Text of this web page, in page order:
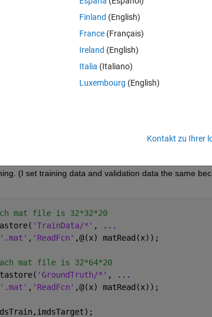
problem. Is it mean that I create the wrong training
(I set training data and validation data the same
mat file is 32*32*20
'TrainData/*' ,
...
'.mat' , 'ReadFcn' ,@(x) matRead(x));
mat file is 32*64*20
'GroundTruth/*' ,
...
'.mat' , 'ReadFcn' ,@(x) matRead(x));
Finland (English)
France (Français)
Ireland (English)
Italia (Italiano)
Luxembourg (English)
Kontakt zu Ihrer